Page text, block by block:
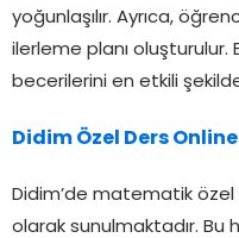
yoğunlaşılır. Ayrıca,
ilerleme planı
becerilerini en etkili
Didim Özel Ders Online
Didim’de matematik
olarak sunulmaktadır.